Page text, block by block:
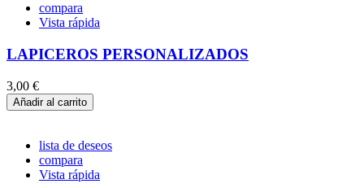
compara
Vista rápida
LAPICEROS PERSONALIZADOS
3,00 €
Añadir al carrito
lista de deseos
compara
Vista rápida